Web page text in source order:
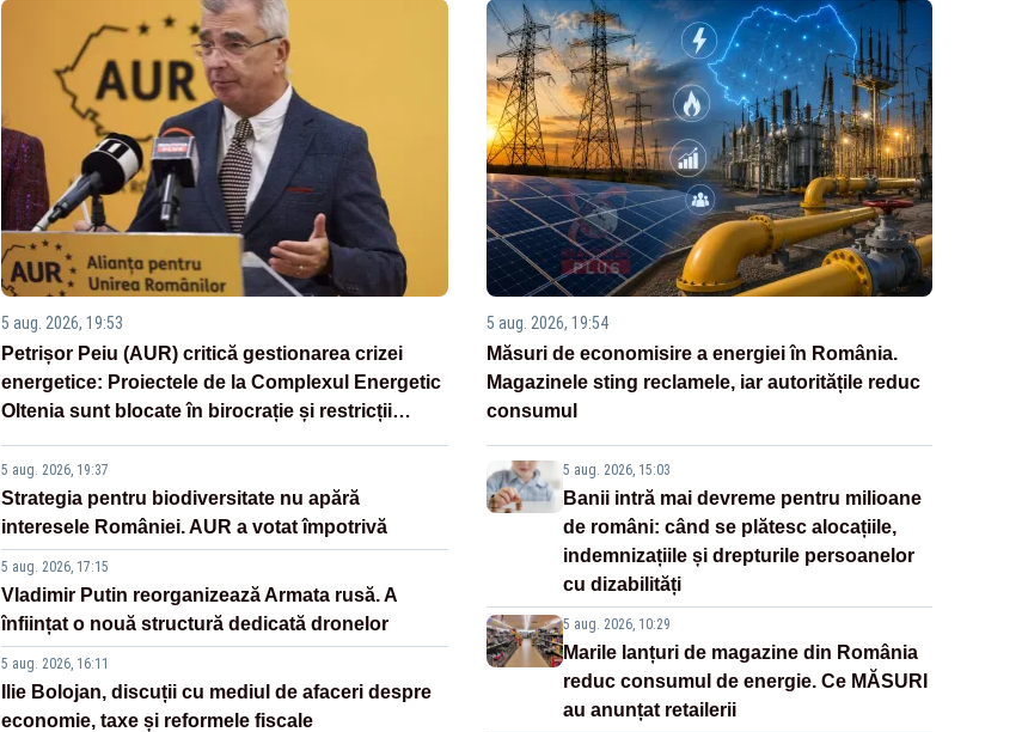
5 aug. 2026, 19:53
Petrișor Peiu (AUR) critică gestionarea crizei
energetice: Proiectele de la Complexul Energetic
Oltenia sunt blocate în birocrație și restricții
5 aug. 2026, 19:37
Strategia pentru biodiversitate nu apără
interesele României. AUR a votat împotrivă
5 aug. 2026, 17:15
Vladimir Putin reorganizează Armata rusă. A
înființat o nouă structură dedicată dronelor
5 aug. 2026, 16:11
Ilie Bolojan, discuții cu mediul de afaceri despre
economie, taxe și reformele fiscale
5 aug. 2026, 19:54
Măsuri de economisire a energiei în România.
Magazinele sting reclamele, iar autoritățile reduc
consumul
5 aug. 2026, 15:03
Banii intră mai devreme pentru milioane
de români: când se plătesc alocațiile,
indemnizațiile și drepturile persoanelor
cu dizabilități
5 aug. 2026, 10:29
Marile lanțuri de magazine din România
reduc consumul de energie. Ce MĂSURI
au anunțat retailerii